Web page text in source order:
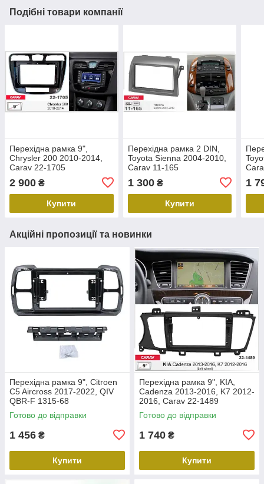
Подібні товари компанії
Перехідна рамка 9",
Chrysler 200 2010-2014,
Carav 22-1705
2 900 ₴
Купити
Перехідна рамка 2 DIN,
Toyota Sienna 2004-2010,
Carav 11-165
1 300₴
Купити
1
Акційні пропозиції та новинки
Перехідна рамка 9", Citroen
C5 Aircross 2017-2022, QIV
QBR-F 1315-68
Готово до відправки
1 456 ₴
Купити
Перехідна рамка 9", KIA,
Cadenza 2013-2016, K7 2012-
2016, Carav 22-1489
Готово до відправки
1 740 ₴
Купити